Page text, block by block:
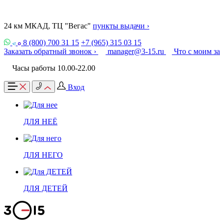
24 км МКАД, ТЦ "Вегас" пункты выдачи ›
8 (800) 700 31 15 +7 (965) 315 03 15
Заказать обратный звонок ›
manager@3-15.ru
Что с моим
Часы работы 10.00-22.00
Вход
ДЛЯ НЕЁ
ДЛЯ НЕГО
ДЛЯ ДЕТЕЙ